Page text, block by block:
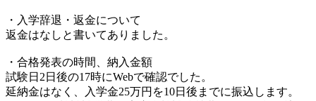
・入学辞退・返金について
返金はなしと書いてありました。
・合格発表の時間、納入金額
試験日2日後の17時にWebで確認でした。
延納金はなく、入学金25万円を10日後までに振込します。